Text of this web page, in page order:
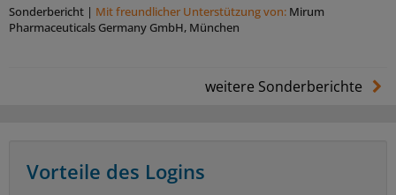
Sonderbericht | Mit freundlicher Unterstützung von: Mirum
Pharmaceuticals Germany GmbH, München
weitere Sonderberichte
Vorteile des Logins